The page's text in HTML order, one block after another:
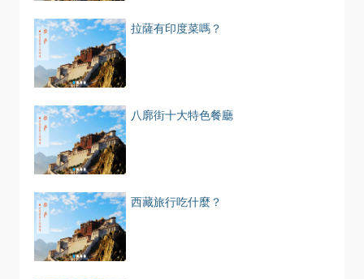
拉薩有印度菜嗎？
八廓街十大特色餐廳
西藏旅行吃什麼？